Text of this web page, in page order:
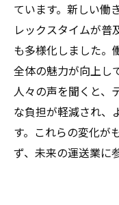
ています。新しい働
レックスタイムが普
も多様化しました。
全体の魅力が向上し
人々の声を聞くと、
な負担が軽減され、
す。これらの変化が
ず、未来の運送業に